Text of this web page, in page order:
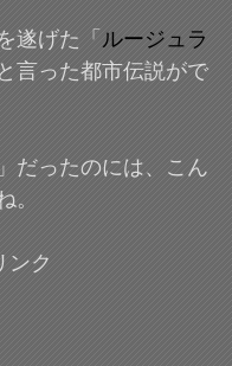
遂げた「 ルージュラ
と言った都市伝説がで
だったのには、こん
。
ンク